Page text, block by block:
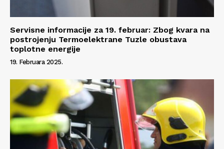
Servisne informacije za 19. februar: Zbog kvara na
postrojenju Termoelektrane Tuzle obustava
toplotne energije
19. Februara 2025.